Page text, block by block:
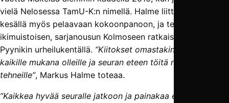
vielä Nelosessa TamU-K:n nimellä. Halme liittyi tuolloin
kesällä myös pelaavaan kokoonpanoon, ja teki
ikimuistoisen, sarjanousun Kolmoseen ratkaisseen maalin
Pyynikin urheilukentällä. ”Kiitokset omastakin puolestani
kaikille mukana olleille ja seuran eteen töitä näinä vuosina
tehneille”, Markus Halme toteaa.
”Kaikkea hyvää seuralle jatkoon ja painakaa edelleen